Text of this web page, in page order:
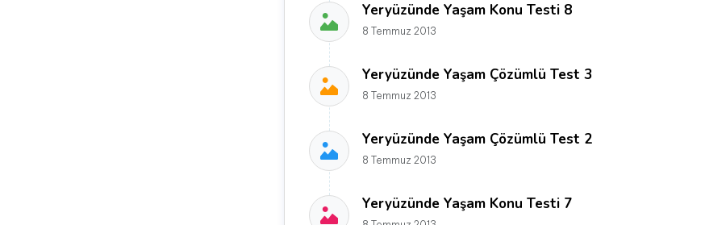
Yeryüzünde Yaşam Konu Testi 8
8 Temmuz 2013
Yeryüzünde Yaşam Çözümlü Test 3
8 Temmuz 2013
Yeryüzünde Yaşam Çözümlü Test 2
8 Temmuz 2013
Yeryüzünde Yaşam Konu Testi 7